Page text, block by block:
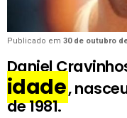
Publicado em 30 de outubro
Daniel
idade,
de 1981.